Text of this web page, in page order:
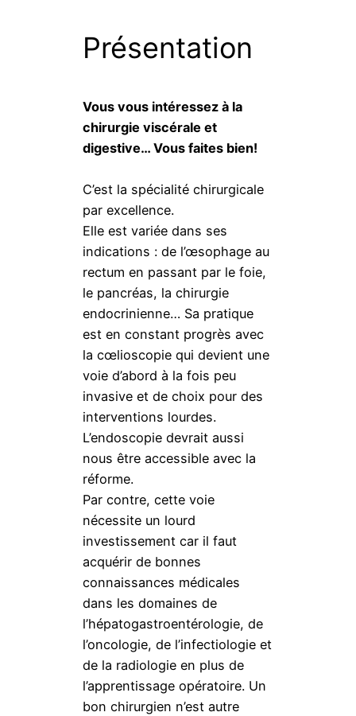
Présentation
Vous vous intéressez à la
chirurgie viscérale et
digestive… Vous faites bien!
C’est la spécialité chirurgicale
par excellence.
Elle est variée dans ses
indications : de l’œsophage au
rectum en passant par le foie,
le pancréas, la chirurgie
endocrinienne… Sa pratique
est en constant progrès avec
la cœlioscopie qui devient une
voie d’abord à la fois peu
invasive et de choix pour des
interventions lourdes.
L’endoscopie devrait aussi
nous être accessible avec la
réforme.
Par contre, cette voie
nécessite un lourd
investissement car il faut
acquérir de bonnes
connaissances médicales
dans les domaines de
l’hépatogastroentérologie, de
l’oncologie, de l’infectiologie et
de la radiologie en plus de
l’apprentissage opératoire. Un
bon chirurgien n’est autre